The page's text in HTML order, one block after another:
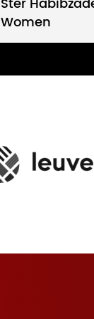
Ster
Women